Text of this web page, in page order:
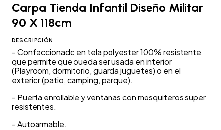
Carpa Tienda Infantil Diseño Militar
90 X 118cm
DESCRIPCIÓN
- Confeccionado en tela polyester 100% resistente
que permite que pueda ser usada en interior
(Playroom, dormitorio, guarda juguetes) o en el
exterior (patio, camping, parque).
- Puerta enrollable y ventanas con mosquiteros super
resistentes.
- Autoarmable.